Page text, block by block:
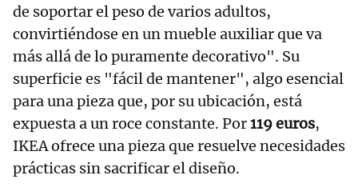
de soportar el peso de varios adultos,
convirtiéndose en un mueble auxiliar que va
más allá de lo puramente decorativo". Su
superficie es "fácil de mantener", algo esencial
para una pieza que, por su ubicación, está
expuesta a un roce constante. Por119 euros,
IKEA ofrece una pieza que resuelve necesidades
prácticas sin sacrificar el diseño.